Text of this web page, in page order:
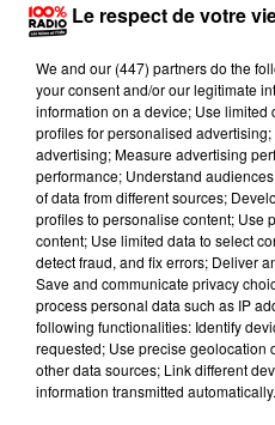
Lecture (4 min 48
Le respect de votre
We and our (447) partnersdo the
your consent and/or our legitimate
information on a device; Use
profiles for personalised
advertising; Measure advertising
performance; Understand
of data from different sources;
profiles to personalise content; Use
content; Use limited data to select
detect fraud, and fix errors; Deliver
Save and communicate privacy
process personal data such as IP
following functionalities: Identify
requested; Use precise geolocation
other data sources; Link different
information transmitted automatically.